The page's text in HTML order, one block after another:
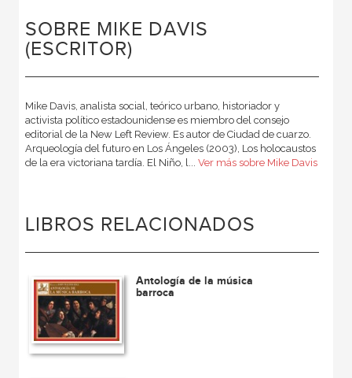
SOBRE MIKE DAVIS
(ESCRITOR)
Mike Davis, analista social, teórico urbano, historiador y
activista político estadounidense es miembro del consejo
editorial de la New Left Review. Es autor de Ciudad de cuarzo.
Arqueología del futuro en Los Ángeles (2003), Los holocaustos
de la era victoriana tardía. El Niño, l... Ver más sobre Mike Davis
LIBROS RELACIONADOS
Antología de la música
barroca